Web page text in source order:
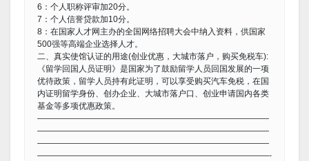
6：个人职称评审加20分。
7：个人信誉贷款加10分。
8：在国家人才网主办的全国网络招聘大会中纳入资料，供国家
500强等高端企业选择人才。
二、真实使馆认证的用途(创业优惠，大城市落户，购买免税车):
《留学回国人员证明》是国家为了鼓励留学人员回国发展的一项
优待政策，留学人员持有此证明，可以享受购买汽车免税，在国
内证明留学身份、创办企业、大城市落户口、创业申请国内各类
基金等多项优惠政策。
————————————————————————————
————————————————————————————
————————————————————————————
————————————————————————————-